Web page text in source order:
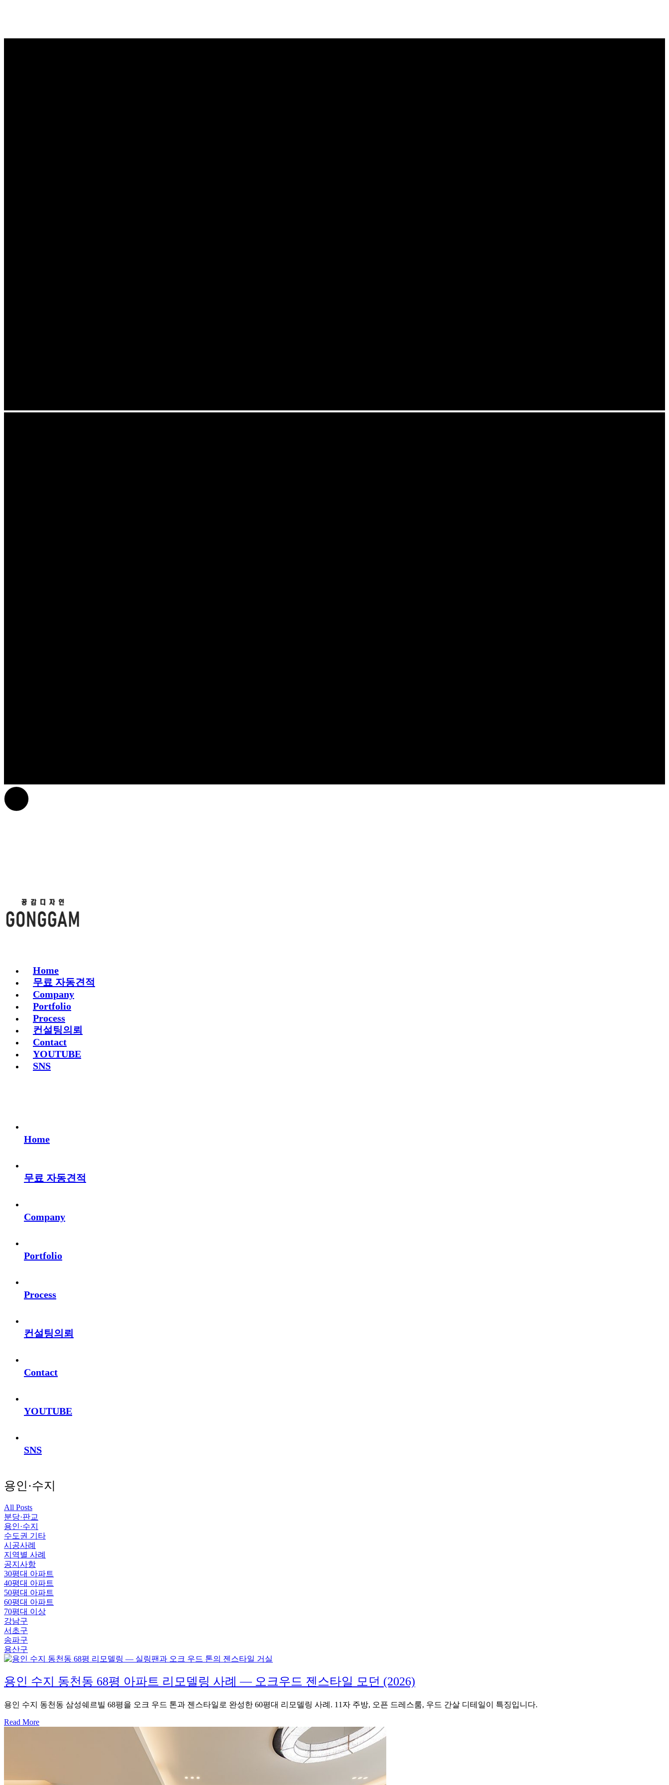
Home
무료 자동견적
Company
Portfolio
Process
컨설팅의뢰
Contact
YOUTUBE
SNS
Home
무료 자동견적
Company
Portfolio
Process
컨설팅의뢰
Contact
YOUTUBE
SNS
용인·수지
All Posts
분당·판교
용인·수지
수도권 기타
시공사례
지역별 사례
공지사항
30평대 아파트
40평대 아파트
50평대 아파트
60평대 아파트
70평대 이상
강남구
서초구
송파구
용산구
용인 수지 동천동 68평 아파트 리모델링 사례 — 오크우드 젠스타일 모던 (2026)
용인 수지 동천동 삼성쉐르빌 68평을 오크 우드 톤과 젠스타일로 완성한 60평대 리모델링 사례. 11자 주방, 오픈 드레스룸, 우드 간살 디테일이 특징입니다.
Read More